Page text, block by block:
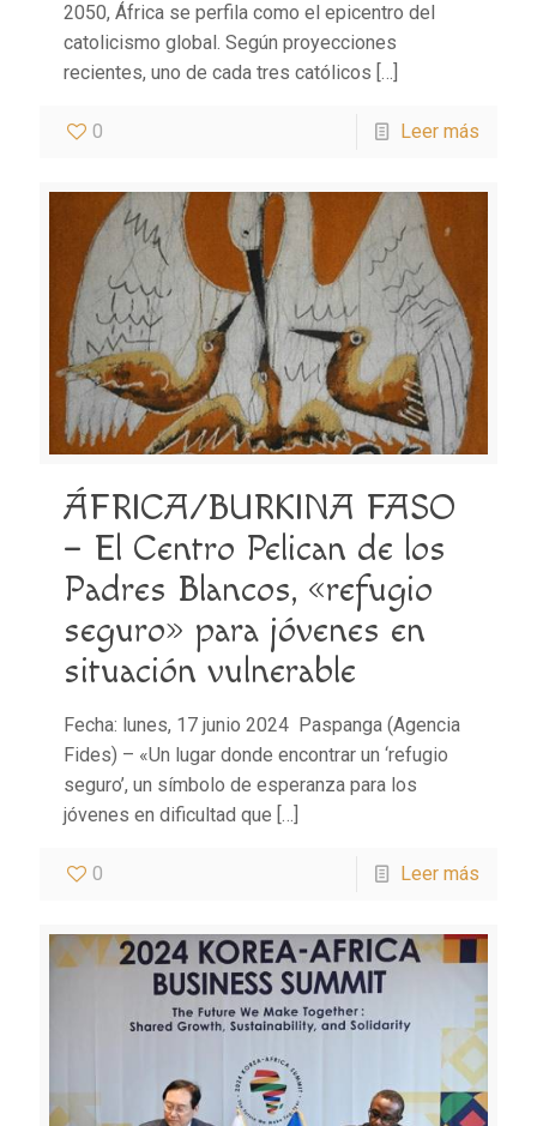
2050, África se perfila como el epicentro del
catolicismo global. Según proyecciones
recientes, uno de cada tres católicos […]
0 Leer más
ÁFRICA/BURKINA FASO
– El Centro Pelican de los
Padres Blancos, «refugio
seguro» para jóvenes en
situación vulnerable
Fecha: lunes, 17 junio 2024 Paspanga (Agencia
Fides) – «Un lugar donde encontrar un ‘refugio
seguro’, un símbolo de esperanza para los
jóvenes en dificultad que […]
0 Leer más